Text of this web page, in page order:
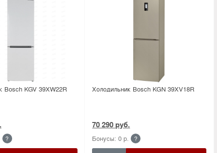
Bosсh KGV 39XW22R
?
Холодильник Bosсh KGN 39XV18R
70 290 руб.
Бонусы: 0 р. ?